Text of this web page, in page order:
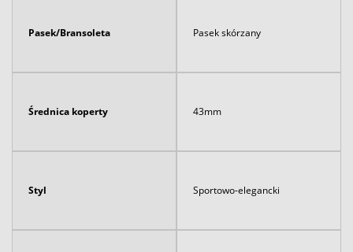
Pasek/Bransoleta Pasek skórzany
Średnica koperty 43mm
Styl Sportowo-elegancki